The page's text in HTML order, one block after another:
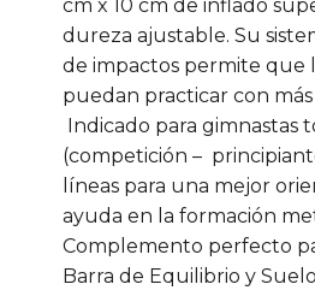
cm x 10 cm de inflado
dureza ajustable. Su
de impactos permite que
puedan practicar con
Indicado para gimnastas
(competición –
líneas para una mejor
ayuda en la formación
Complemento perfecto
Barra de Equilibrio y